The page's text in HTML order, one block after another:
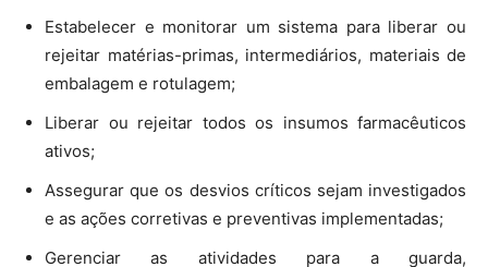
Estabelecer e monitorar um sistema para liberar ou
rejeitar matérias-primas, intermediários, materiais de
embalagem e rotulagem;
Liberar ou rejeitar todos os insumos farmacêuticos
ativos;
Assegurar que os desvios críticos sejam investigados
e as ações corretivas e preventivas implementadas;
Gerenciar as atividades para a guarda,